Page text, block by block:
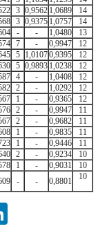
3 0,9562 1,0689
14
3 0,9375 1,0757
14
- - 1,0480
13
7 - 0,9947
12
5 1,01070,9395
12
5 0,9893 1,0238
12
4 - 1,0408
12
2 - 1,0292
12
1 - 0,9365
12
2 - 0,9947
11
2 - 0,9682
11
1 - 0,9835
11
1 - 0,9446
11
2 - 0,9234
10
1 - 0,9031
10
- - 0,8801 10